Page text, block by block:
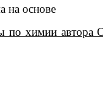
на основе
по химии автора